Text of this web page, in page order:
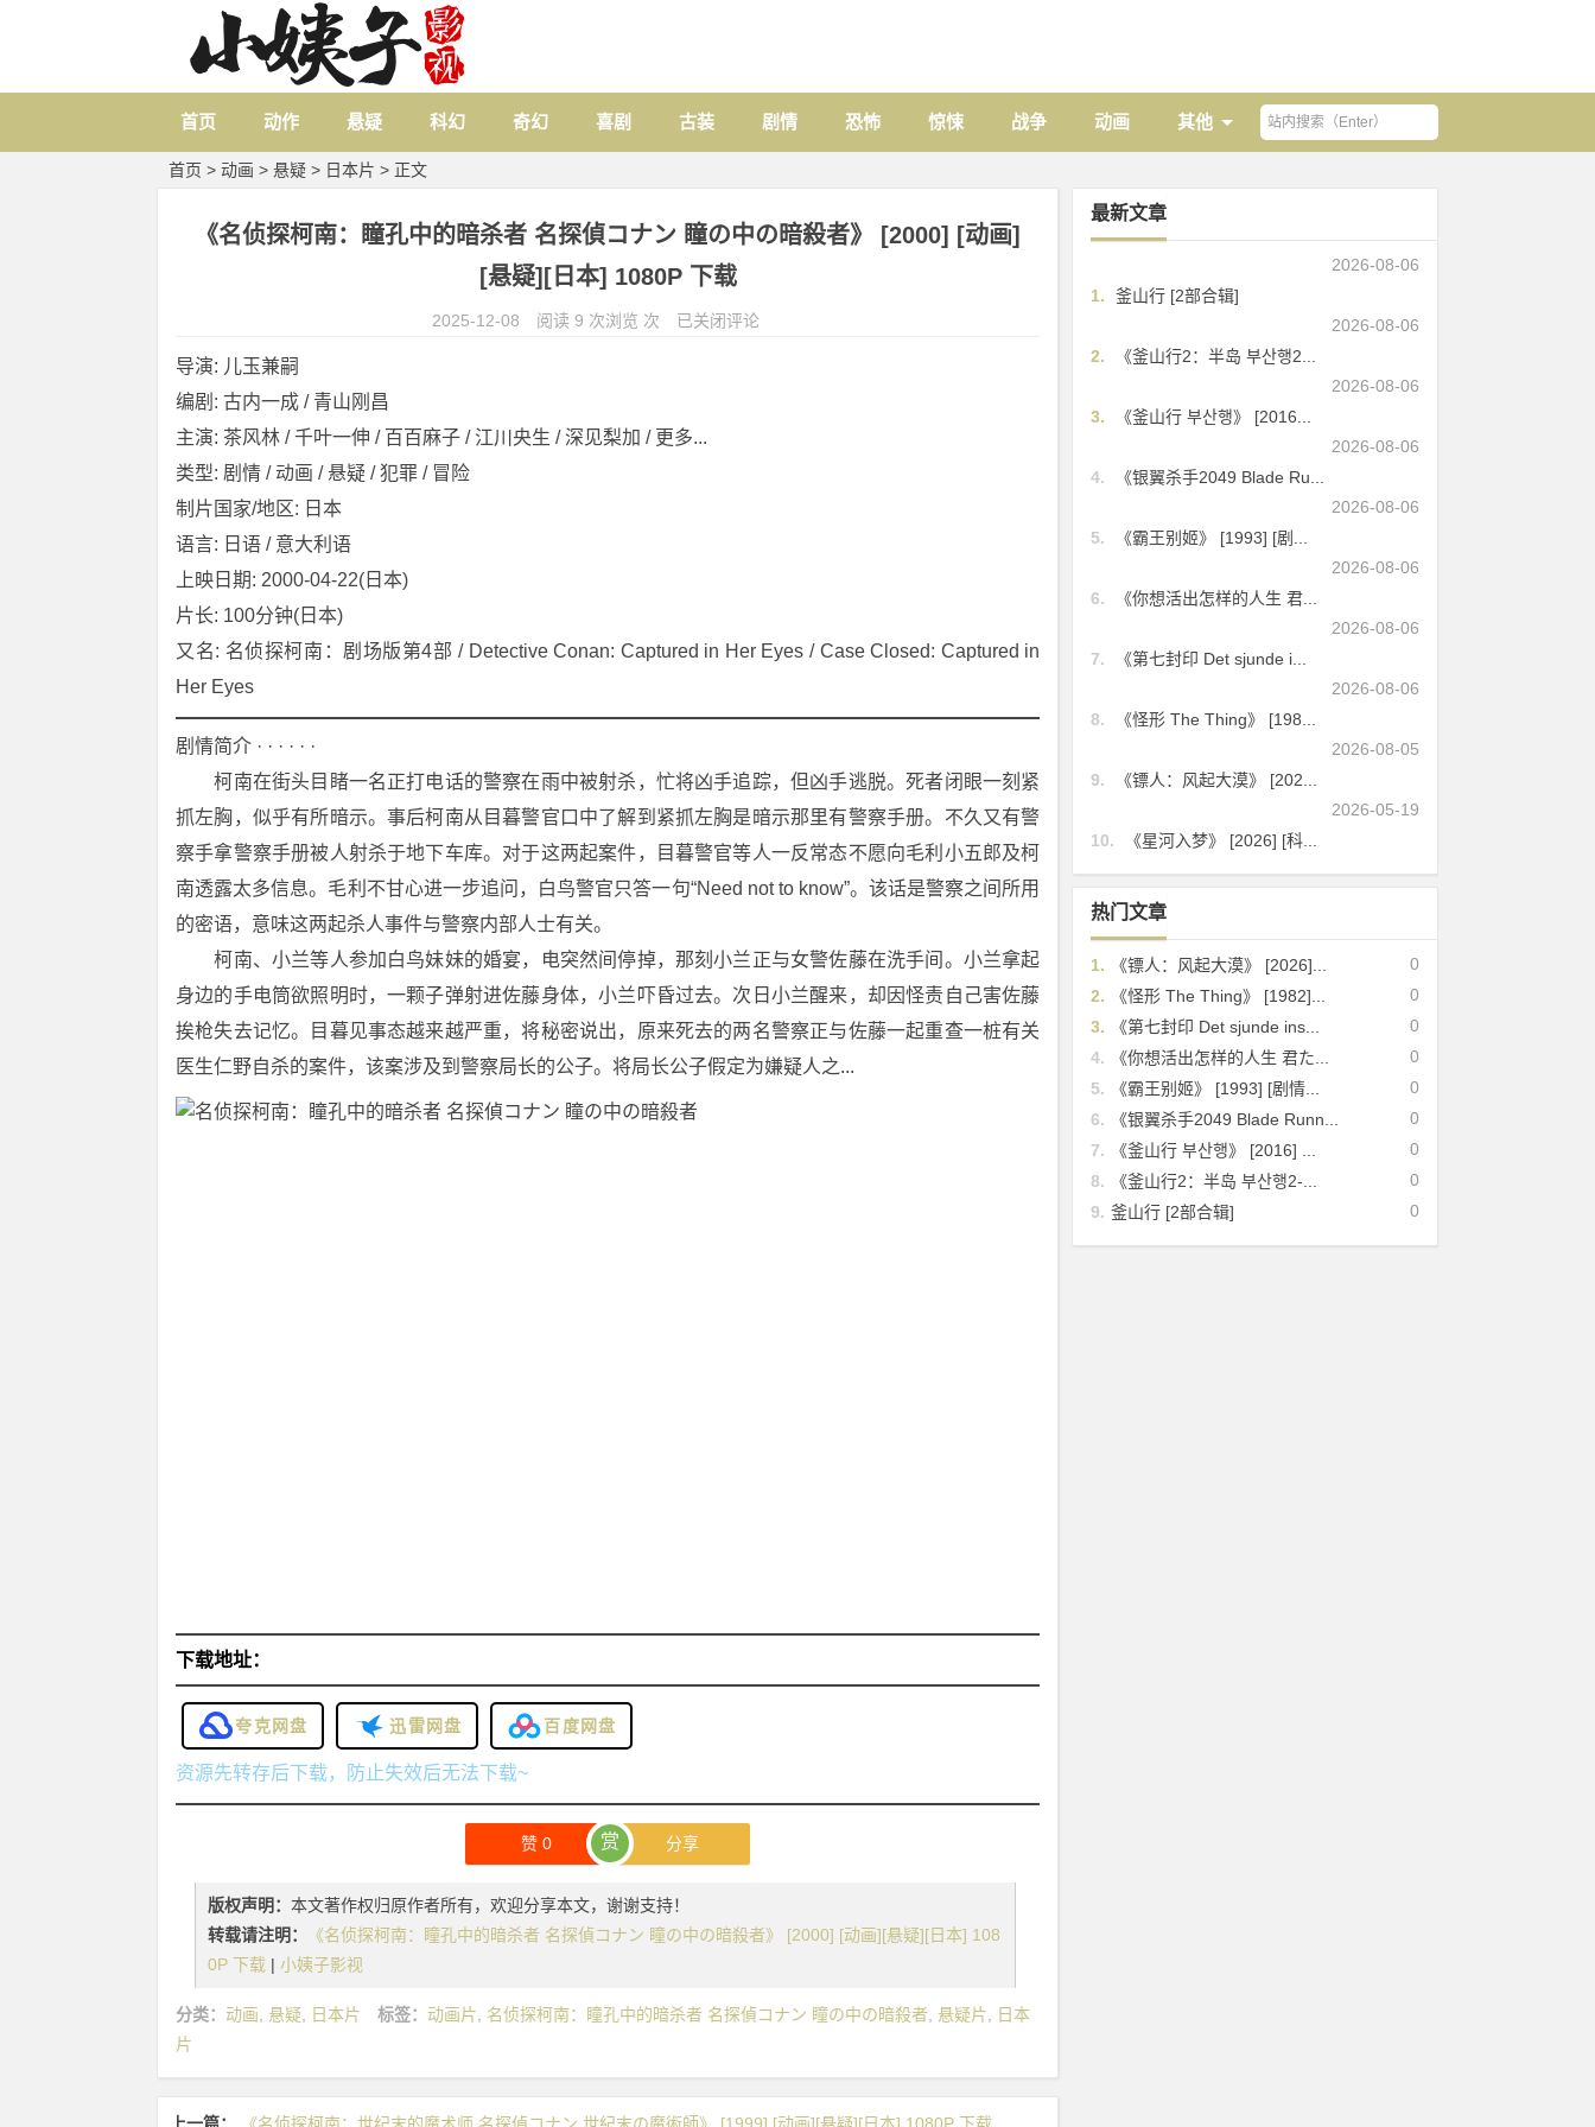
首页 动作 悬疑 科幻 奇幻 喜剧 古装 剧情 恐怖 惊悚 战争 动画 其他
首页 > 动画 > 悬疑 > 日本片 > 正文
《名侦探柯南：瞳孔中的暗杀者 名探偵コナン 瞳の中の暗殺者》 [2000] [动画]
[悬疑][日本] 1080P 下载
2025-12-08 阅读 9 次浏览 次 已关闭评论
导演: 儿玉兼嗣
编剧: 古内一成 / 青山刚昌
主演: 茶风林 / 千叶一伸 / 百百麻子 / 江川央生 / 深见梨加 / 更多...
类型: 剧情 / 动画 / 悬疑 / 犯罪 / 冒险
制片国家/地区: 日本
语言: 日语 / 意大利语
上映日期: 2000-04-22(日本)
片长: 100分钟(日本)
又名: 名侦探柯南：剧场版第4部 / Detective Conan: Captured in Her Eyes / Case Closed: Captured in
Her Eyes
剧情简介 · · · · · ·
柯南在街头目睹一名正打电话的警察在雨中被射杀，忙将凶手追踪，但凶手逃脱。死者闭眼一刻紧
抓左胸，似乎有所暗示。事后柯南从目暮警官口中了解到紧抓左胸是暗示那里有警察手册。不久又有警
察手拿警察手册被人射杀于地下车库。对于这两起案件，目暮警官等人一反常态不愿向毛利小五郎及柯
南透露太多信息。毛利不甘心进一步追问，白鸟警官只答一句“Need not to know”。该话是警察之间所用
的密语，意味这两起杀人事件与警察内部人士有关。
柯南、小兰等人参加白鸟妹妹的婚宴，电突然间停掉，那刻小兰正与女警佐藤在洗手间。小兰拿起
身边的手电筒欲照明时，一颗子弹射进佐藤身体，小兰吓昏过去。次日小兰醒来，却因怪责自己害佐藤
挨枪失去记忆。目暮见事态越来越严重，将秘密说出，原来死去的两名警察正与佐藤一起重查一桩有关
医生仁野自杀的案件，该案涉及到警察局长的公子。将局长公子假定为嫌疑人之...
下载地址：
夸克网盘 迅雷网盘 百度网盘
资源先转存后下载，防止失效后无法下载~
赞 0 赏 分享
版权声明：本文著作权归原作者所有，欢迎分享本文，谢谢支持！
转载请注明：
《名侦探柯南：瞳孔中的暗杀者 名探偵コナン 瞳の中の暗殺者》 [2000] [动画][悬疑][日本] 108
0P 下载 | 小姨子影视
分类： 动画 悬疑 日本片 标签： 动画片 名侦探柯南：瞳孔中的暗杀者 名探偵コナン 瞳の中の暗殺者 悬疑片
日本
片
最新文章
2026-08-06
1.
釜山行 [2部合辑]
2026-08-06
2.
《釜山行2：半岛 부산행2...
2026-08-06
3.
《釜山行 부산행》 [2016...
2026-08-06
4.
《银翼杀手2049 Blade Ru...
2026-08-06
5.
《霸王别姬》 [1993] [剧...
2026-08-06
6.
《你想活出怎样的人生 君...
2026-08-06
7.
《第七封印 Det sjunde i...
2026-08-06
8.
《怪形 The Thing》 [198...
2026-08-05
9.
《镖人：风起大漠》 [202...
2026-05-19
10.
《星河入梦》 [2026] [科...
热门文章
0
1.
《镖人：风起大漠》 [2026]...
0
2.
《怪形 The Thing》 [1982]...
0
3.
《第七封印 Det sjunde ins...
0
4.
《你想活出怎样的人生 君た...
0
5.
《霸王别姬》 [1993] [剧情...
0
6.
《银翼杀手2049 Blade Runn...
0
7.
《釜山行 부산행》 [2016] ...
0
8.
《釜山行2：半岛 부산행2-...
0
9. 釜山行 [2部合辑]